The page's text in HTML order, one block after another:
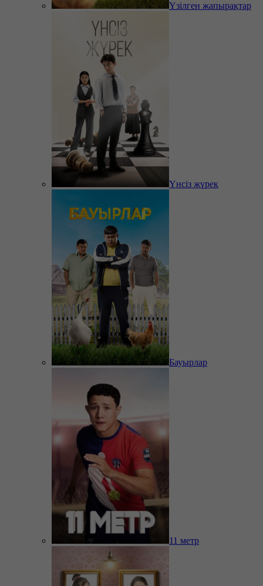
Үзілген жапырақтар
Үнсіз жүрек
Бауырлар
11 метр